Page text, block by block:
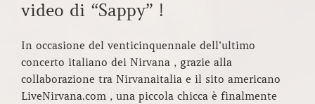
video di “Sappy” !
In occasione del venticinquennale dell’ultimo
concerto italiano dei Nirvana , grazie alla
collaborazione tra Nirvanaitalia e il sito americano
LiveNirvana.com , una piccola chicca è finalmente